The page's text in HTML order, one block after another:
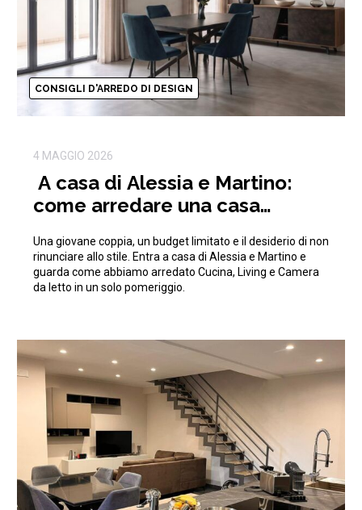
CONSIGLI D'ARREDO DI DESIGN
4 MAGGIO 2026
A casa di Alessia e Martino:
come arredare una casa
Una giovane coppia, un budget limitato e il desiderio di non
rinunciare allo stile. Entra a casa di Alessia e Martino e
guarda come abbiamo arredato Cucina, Living e Camera
da letto in un solo pomeriggio.